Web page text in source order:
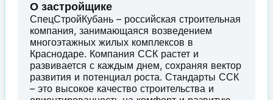
О застройщике
СпецСтройКубань – российская строительная
компания, занимающаяся возведением
многоэтажных жилых комплексов в
Краснодаре. Компания ССК растет и
развивается с каждым днем, сохраняя вектор
развития и потенциал роста. Стандарты ССК
– это высокое качество строительства и